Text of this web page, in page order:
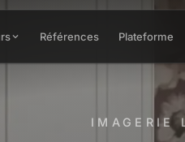
Références Plateforme
IMAGERIE